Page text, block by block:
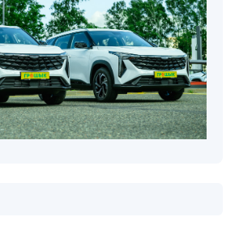
Новости компаний